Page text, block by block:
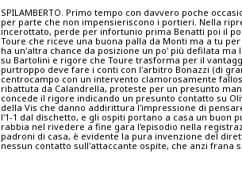
SPILAMBERTO. Primo tempo con davvero poche
per parte che non impensieriscono i portieri. Nella
incerottato, perde per infortunio prima Benatti poi il
Toure che riceve una buona palla da Monti ma a tu
ha un'altra chance da posizione un po' più defilata
su Bartolini e rigore che Toure trasforma per il
purtroppo deve fare i conti con l'arbitro Bonazzi (di
centrocampo con un intervento clamorosamente
ribattuta da Calandrella, proteste per un presunto
concede il rigore indicando un presunto contatto su
della Vis che danno addirittura l'impressione di
l'1-1 dal dischetto, e gli ospiti portano a casa un buon
rabbia nel rivedere a fine gara l'episodio nella
padroni di casa, è evidente la pura invenzione del
nessun contatto sull'attaccante ospite, che anzi frana